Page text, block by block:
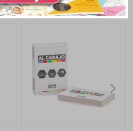
te pueden interesar